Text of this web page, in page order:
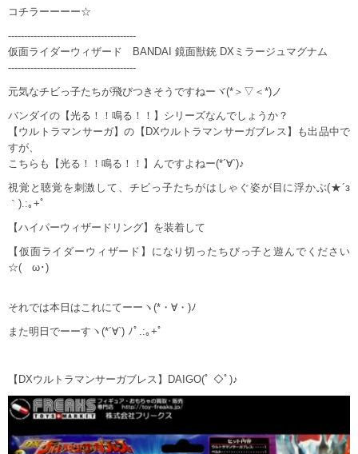
コチラーーーー☆
----------------------------------------
仮面ライダーウィザード BANDAI 鏡面獣銃 DXミラージュマグナム
----------------------------------------
元気なチビっ子たちが飛びつきそうですねーヾ(*＞▽＜*)ノ
バンダイの【光る！！鳴る！！】シリーズなんでしょうか？
【ウルトラマンサーガ】の【DXウルトラマンサーガブレス】も出品中で
すが、
こちらも【光る！！鳴る！！】んですよねー(*´∀`)♪
視覚と聴覚を刺激して、チビっ子たちがはしゃぐ姿が目に浮かぶ(★´з
｀).:｡+ﾟ
【ハイパーウィザードリング】を装着して
【仮面ライダーウィザード】になり切ったちびっ子と遊んでください
☆(ゝω･)
それでは本日はこれにてーーヽ(*・∀・)ﾉ
また明日でーーすヽ(*´∀`) ﾉﾟ.:｡+ﾟ
【DXウルトラマンサーガブレス】DAIGO(ﾟ ◇ﾟ)♪